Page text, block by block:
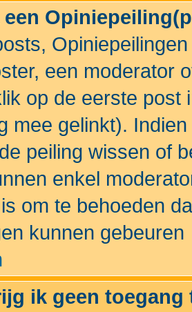
een
een moderator
op de eerste post
mee gelinkt).
peiling wissen of
enkel
om te behoeden
kunnen gebeuren
ik geen